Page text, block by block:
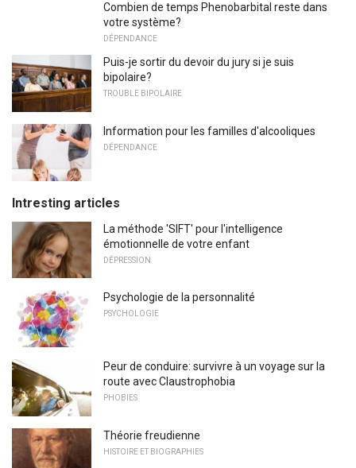
Combien de temps Phenobarbital reste dans
votre système?
DÉPENDANCE
Puis-je sortir du devoir du jury si je suis
bipolaire?
TROUBLE BIPOLAIRE
Information pour les familles d'alcooliques
DÉPENDANCE
Intresting articles
La méthode 'SIFT' pour l'intelligence
émotionnelle de votre enfant
DÉPRESSION
Psychologie de la personnalité
PSYCHOLOGIE
Peur de conduire: survivre à un voyage sur la
route avec Claustrophobia
PHOBIES
Théorie freudienne
HISTOIRE ET BIOGRAPHIES